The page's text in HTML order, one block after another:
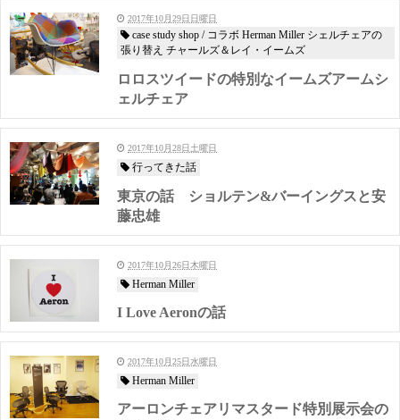
2017年10月29日日曜日
case study shop / コラボ Herman Miller シェルチェアの
張り替え チャールズ＆レイ・イームズ
ロロスツイードの特別なイームズアームシ
ェルチェア
2017年10月28日土曜日
行ってきた話
東京の話 ショルテン&バーイングスと安
藤忠雄
2017年10月26日木曜日
Herman Miller
I Love Aeronの話
2017年10月25日水曜日
Herman Miller
アーロンチェアリマスタード特別展示会の